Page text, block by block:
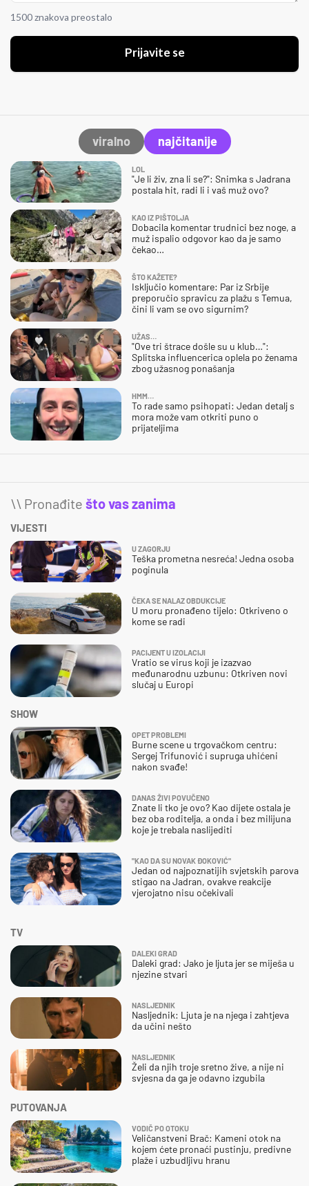
1500 znakova preostalo
Prijavite se
viralno najčitanije
LOL
"Je li živ, zna li se?": Snimka s Jadrana
postala hit, radi li i vaš muž ovo?
KAO IZ PIŠTOLJA
Dobacila komentar trudnici bez noge, a
muž ispalio odgovor kao da je samo
čekao…
ŠTO KAŽETE?
Isključio komentare: Par iz Srbije
preporučio spravicu za plažu s Temua,
čini li vam se ovo sigurnim?
UŽAS…
"Ove tri štrace došle su u klub…":
Splitska influencerica oplela po ženama
zbog užasnog ponašanja
HMM…
To rade samo psihopati: Jedan detalj s
mora može vam otkriti puno o
prijateljima
\\ Pronađite što vas zanima
VIJESTI
U ZAGORJU
Teška prometna nesreća! Jedna osoba
poginula
ČEKA SE NALAZ OBDUKCIJE
U moru pronađeno tijelo: Otkriveno o
kome se radi
PACIJENT U IZOLACIJI
Vratio se virus koji je izazvao
međunarodnu uzbunu: Otkriven novi
slučaj u Europi
SHOW
OPET PROBLEMI
Burne scene u trgovačkom centru:
Sergej Trifunović i supruga uhićeni
nakon svađe!
DANAS ŽIVI POVUČENO
Znate li tko je ovo? Kao dijete ostala je
bez oba roditelja, a onda i bez milijuna
koje je trebala naslijediti
"KAO DA SU NOVAK ĐOKOVIĆ"
Jedan od najpoznatijih svjetskih parova
stigao na Jadran, ovakve reakcije
vjerojatno nisu očekivali
TV
DALEKI GRAD
Daleki grad: Jako je ljuta jer se miješa u
njezine stvari
NASLJEDNIK
Nasljednik: Ljuta je na njega i zahtjeva
da učini nešto
NASLJEDNIK
Želi da njih troje sretno žive, a nije ni
svjesna da ga je odavno izgubila
PUTOVANJA
VODIČ PO OTOKU
Veličanstveni Brač: Kameni otok na
kojem ćete pronaći pustinju, predivne
plaže i uzbudljivu hranu